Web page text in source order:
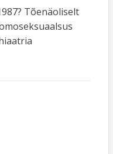
Tõenäoliselt